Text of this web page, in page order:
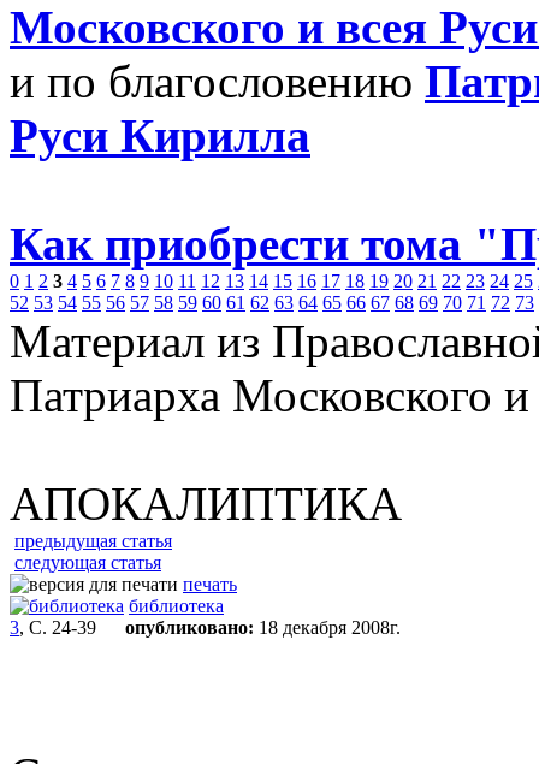
Московского и всея
и по благословению
Руси Кирилла
Как приобрести тома
0 1 2 3 4 5 6 7 8 9 10 11 12 13 14 15 16 17 18 19 20 21 22 23 24 25
52 53 54 55 56 57 58 59 60 61 62 63 64 65 66 67 68 69 70 71 72 73
Материал из
Патриарха Московского
АПОКАЛИПТИКА
предыдущая статья
следующая статья
печать
библиотека
3, С. 24-39 опубликовано: 18 декабря 2008г.